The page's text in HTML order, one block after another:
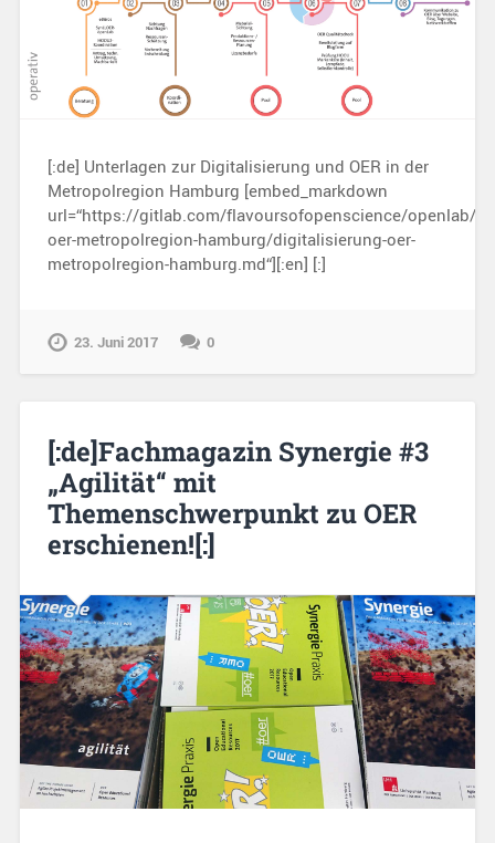
[:de] Unterlagen zur Digitalisierung und OER in der
Metropolregion Hamburg [embed_markdown
url=“https://gitlab.com/flavoursofopenscience/openlab/
oer-metropolregion-hamburg/digitalisierung-oer-
metropolregion-hamburg.md“][:en] [:]
23. Juni 2017 0
[:de]Fachmagazin Synergie #3
„Agilität“ mit
Themenschwerpunkt zu OER
erschienen![:]